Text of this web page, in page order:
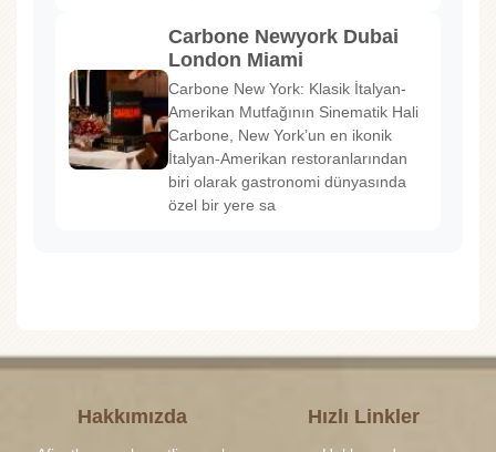
Carbone Newyork Dubai
London Miami
Carbone New York: Klasik İtalyan-
Amerikan Mutfağının Sinematik Hali
Carbone, New York’un en ikonik
İtalyan-Amerikan restoranlarından
biri olarak gastronomi dünyasında
özel bir yere sa
Hakkımızda Hızlı Linkler